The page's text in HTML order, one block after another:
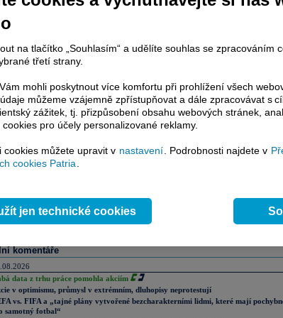
uveřejňované informace
můžete zahájit diskusi. Zatím nebyl zadán žádný názor. Do diskuse mohou
uživatelé (Přihlásit). Pokud nemáte účet, na který byste se mohli přihlásit,
komentáře
data z trhu práce pomohla akciím
v optimismu, průmysl v extrémním, dluhopisy neprotestují
vs. FIFA a „tajné plány vytvořené bezcharakterními lidmi, které mají
samotný fotbal“
na tlačítko „Souhlasím“ a udělíte souhlas se zpracováním
třetí strany.
mohli poskytnout více komfortu při prohlížení všech
můžeme vzájemně zpřístupňovat a dále zpracovávat s
zážitek, tj. přizpůsobení obsahu webových stránek,
pro účely personalizované reklamy.
cookies můžete upravit v nastavení . Podrobnosti najdete v
cookies Patria
jen technické cookies